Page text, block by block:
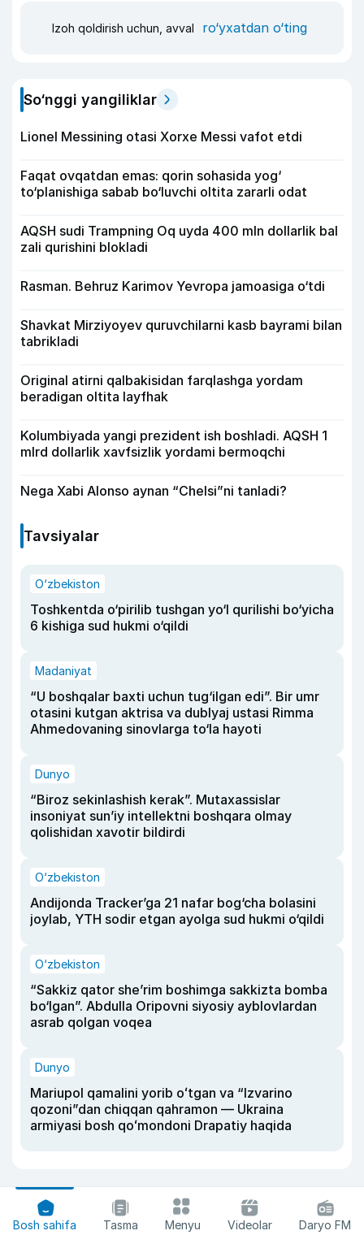
Izoh qoldirish uchun, avval ro‘yxatdan o‘ting
So‘nggi yangiliklar
Lionel Messining otasi Xorxe Messi vafot etdi
Faqat ovqatdan emas: qorin sohasida yog‘
to‘planishiga sabab bo‘luvchi oltita zararli odat
AQSH sudi Trampning Oq uyda 400 mln dollarlik bal
zali qurishini blokladi
Rasman. Behruz Karimov Yevropa jamoasiga o‘tdi
Shavkat Mirziyoyev quruvchilarni kasb bayrami bilan
tabrikladi
Original atirni qalbakisidan farqlashga yordam
beradigan oltita layfhak
Kolumbiyada yangi prezident ish boshladi. AQSH 1
mlrd dollarlik xavfsizlik yordami bermoqchi
Nega Xabi Alonso aynan “Chelsi”ni tanladi?
Tavsiyalar
O‘zbekiston
Toshkentda o‘pirilib tushgan yo‘l qurilishi bo‘yicha
6 kishiga sud hukmi o‘qildi
Madaniyat
“U boshqalar baxti uchun tug‘ilgan edi”. Bir umr
otasini kutgan aktrisa va dublyaj ustasi Rimma
Ahmedovaning sinovlarga to‘la hayoti
Dunyo
“Biroz sekinlashish kerak”. Mutaxassislar
insoniyat sun’iy intellektni boshqara olmay
qolishidan xavotir bildirdi
O‘zbekiston
Andijonda Tracker’ga 21 nafar bog‘cha bolasini
joylab, YTH sodir etgan ayolga sud hukmi o‘qildi
O‘zbekiston
“Sakkiz qator she’rim boshimga sakkizta bomba
bo‘lgan”. Abdulla Oripovni siyosiy ayblovlardan
asrab qolgan voqea
Dunyo
Mariupol qamalini yorib oʻtgan va “Izvarino
qozoni”dan chiqqan qahramon — Ukraina
armiyasi bosh qoʻmondoni Drapatiy haqida
Bosh sahifa Tasma Menyu Videolar Daryo FM